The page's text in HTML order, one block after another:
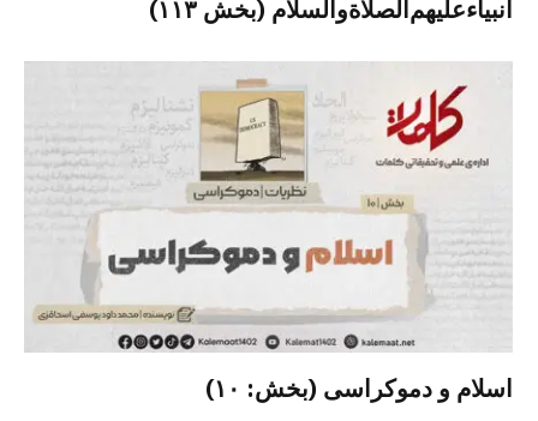
انبیاءعلیهم‌الصلاةو‌السلام (بخش ۱۱۳)
اسلام و دموکراسی (بخش: ۱۰)